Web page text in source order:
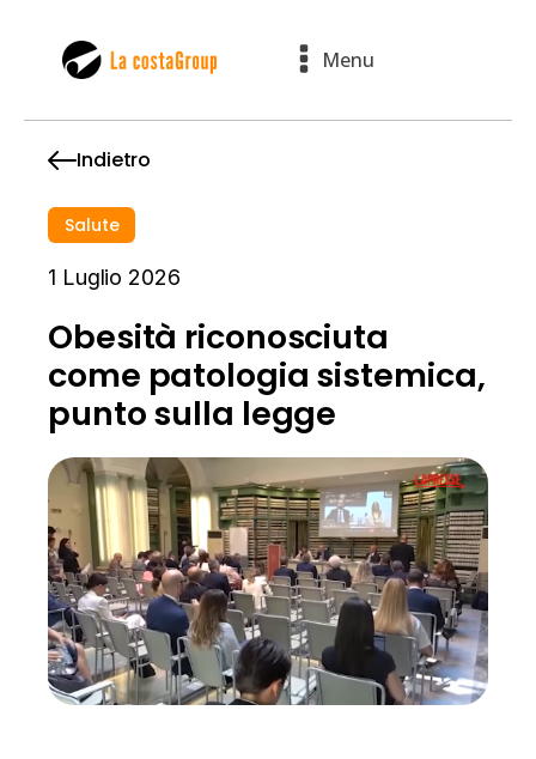
Menu
Indietro
Salute
1 Luglio 2026
Obesità riconosciuta
come patologia sistemica,
punto sulla legge